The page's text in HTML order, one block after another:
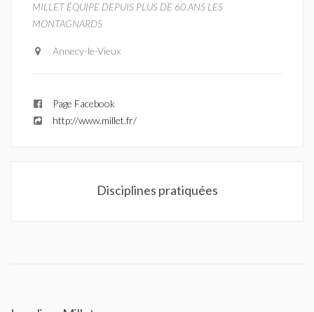
MILLET ÉQUIPE DEPUIS PLUS DE 60 ANS LES
MONTAGNARDS
Annecy-le-Vieux
Page Facebook
http://www.millet.fr/
Disciplines pratiquées